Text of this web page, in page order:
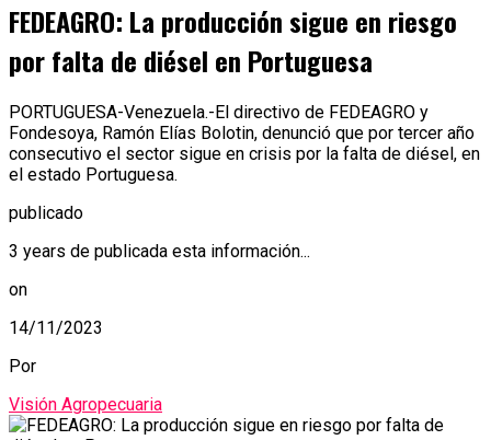
FEDEAGRO: La producción sigue en riesgo
por falta de diésel en Portuguesa
PORTUGUESA-Venezuela.-El directivo de FEDEAGRO y
Fondesoya, Ramón Elías Bolotin, denunció que por tercer año
consecutivo el sector sigue en crisis por la falta de diésel, en
el estado Portuguesa.
publicado
3 years de publicada esta información...
on
14/11/2023
Por
Visión Agropecuaria